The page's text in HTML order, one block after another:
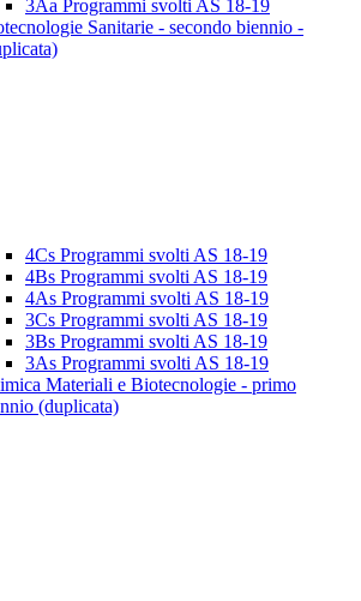
3Aa Programmi svolti AS 18-19
Sanitarie - secondo biennio -
4Cs Programmi svolti AS 18-19
4Bs Programmi svolti AS 18-19
4As Programmi svolti AS 18-19
3Cs Programmi svolti AS 18-19
3Bs Programmi svolti AS 18-19
3As Programmi svolti AS 18-19
Materiali e Biotecnologie - primo
(duplicata)